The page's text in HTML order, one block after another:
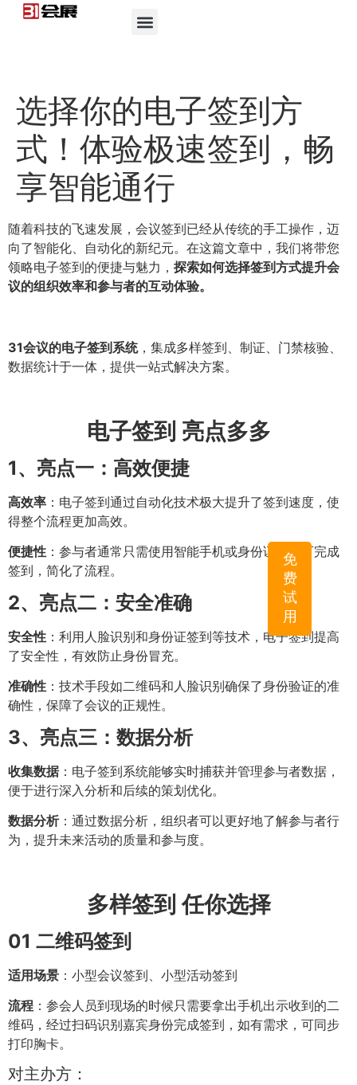
免
费
试
用
选择你的电子签到方
式！体验极速签到，畅
享智能通行
随着科技的飞速发展，会议签到已经从传统的手工操作，迈
向了智能化、自动化的新纪元。在这篇文章中，我们将带您
领略电子签到的便捷与魅力， 探索如何选择签到方式提升会
议的组织效率和参与者的互动体验。
31会议的电子签到系统，集成多样签到、制证、门禁核验、
数据统计于一体，提供一站式解决方案。
电子签到 亮点多多
1、 亮点一：高效便捷
高效率 ：电子签到通过自动化技术极大提升了签到速度，使
得整个流程更加高效。
便捷性 ：参与者通常只需使用智能手机或身份证件即可完成
签到，简化了流程。
2、 亮点二：安全准确
安全性 ：利用人脸识别和身份证签到等技术，电子签到提高
了安全性，有效防止身份冒充。
准确性 ：技术手段如二维码和人脸识别确保了身份验证的准
确性，保障了会议的正规性。
3、 亮点三：数据分析
收集数据：电子签到系统能够实时捕获并管理参与者数据，
便于进行深入分析和后续的策划优化。
数据分析：通过数据分析，组织者可以更好地了解参与者行
为，提升未来活动的质量和参与度。
多样签到 任你选择
01 二维码签到
适用场景 ：小型会议签到、小型活动签到
流程 ：参会人员到现场的时候只需要拿出手机出示收到的二
维码，经过扫码识别嘉宾身份完成签到，如有需求，可同步
打印胸卡。
对主办方：